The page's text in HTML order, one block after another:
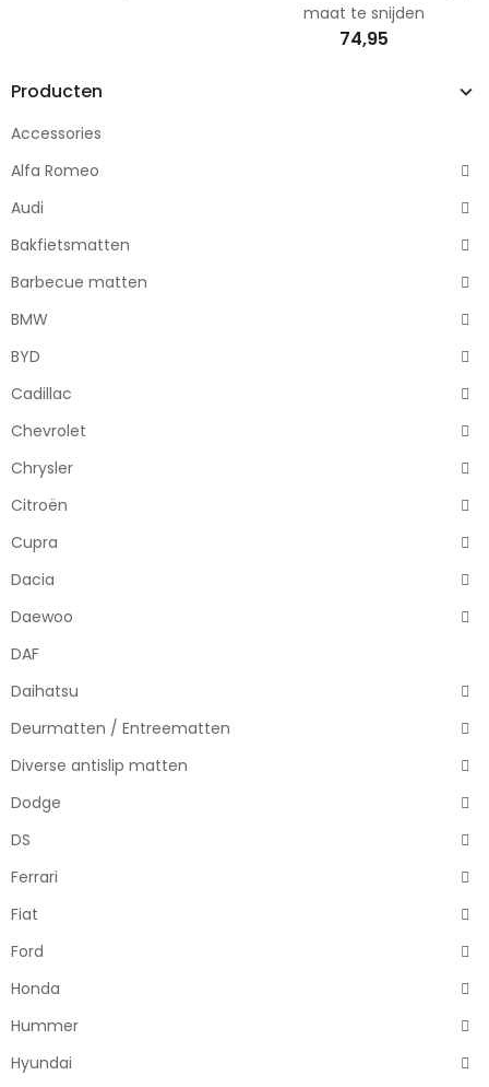
Producten
Accessories
Alfa Romeo
Audi
Bakfietsmatten
Barbecue matten
BMW
BYD
Cadillac
Chevrolet
Chrysler
Citroën
Cupra
Dacia
Daewoo
DAF
Daihatsu
Deurmatten / Entreematten
Diverse antislip matten
Dodge
DS
Ferrari
Fiat
Ford
Honda
Hummer
Hyundai
maat te snijden
74,95